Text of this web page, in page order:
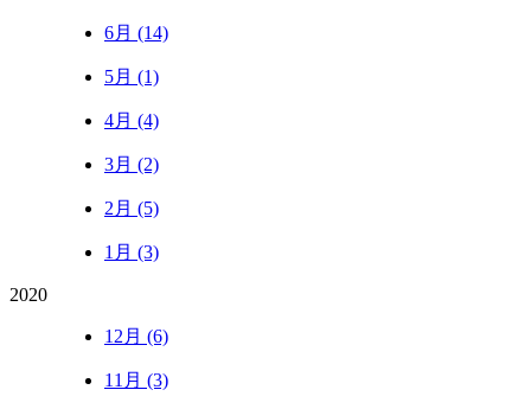
6月 (14)
5月 (1)
4月 (4)
3月 (2)
2月 (5)
1月 (3)
2020
12月 (6)
11月 (3)